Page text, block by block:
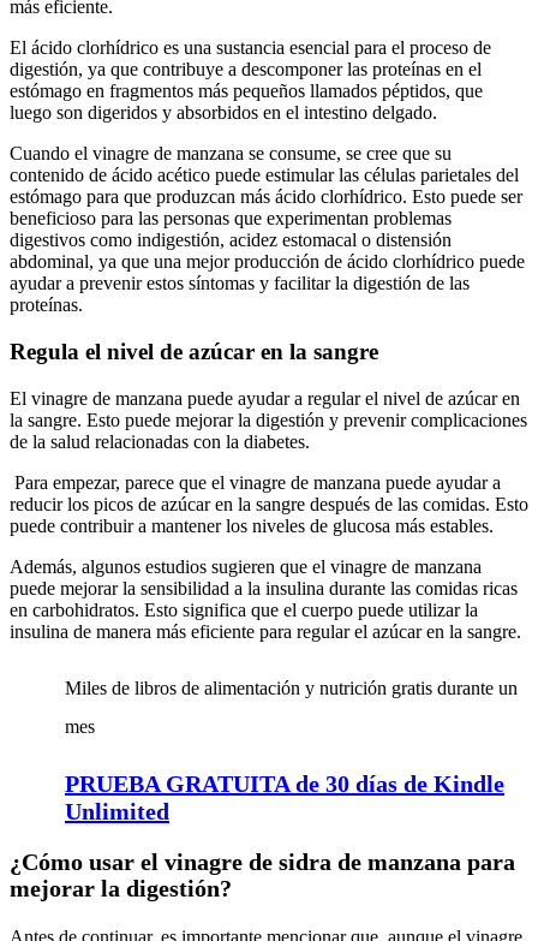
más eficiente.
El ácido clorhídrico es una sustancia esencial para el proceso de
digestión, ya que contribuye a descomponer las proteínas en el
estómago en fragmentos más pequeños llamados péptidos, que
luego son digeridos y absorbidos en el intestino delgado.
Cuando el vinagre de manzana se consume, se cree que su
contenido de ácido acético puede estimular las células parietales del
estómago para que produzcan más ácido clorhídrico. Esto puede ser
beneficioso para las personas que experimentan problemas
digestivos como indigestión, acidez estomacal o distensión
abdominal, ya que una mejor producción de ácido clorhídrico puede
ayudar a prevenir estos síntomas y facilitar la digestión de las
proteínas.
Regula el nivel de azúcar en la sangre
El vinagre de manzana puede ayudar a regular el nivel de azúcar en
la sangre. Esto puede mejorar la digestión y prevenir complicaciones
de la salud relacionadas con la diabetes.
Para empezar, parece que el vinagre de manzana puede ayudar a
reducir los picos de azúcar en la sangre después de las comidas. Esto
puede contribuir a mantener los niveles de glucosa más estables.
Además, algunos estudios sugieren que el vinagre de manzana
puede mejorar la sensibilidad a la insulina durante las comidas ricas
en carbohidratos. Esto significa que el cuerpo puede utilizar la
insulina de manera más eficiente para regular el azúcar en la sangre.
Miles de libros de alimentación y nutrición gratis durante un
mes
PRUEBA GRATUITA de 30 días de Kindle
Unlimited
¿Cómo usar el vinagre de sidra de manzana para
mejorar la digestión?
Antes de continuar, es importante mencionar que, aunque el vinagre